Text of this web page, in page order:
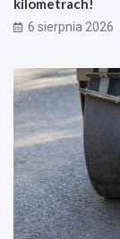
kilometrach!
6 sierpnia 2026